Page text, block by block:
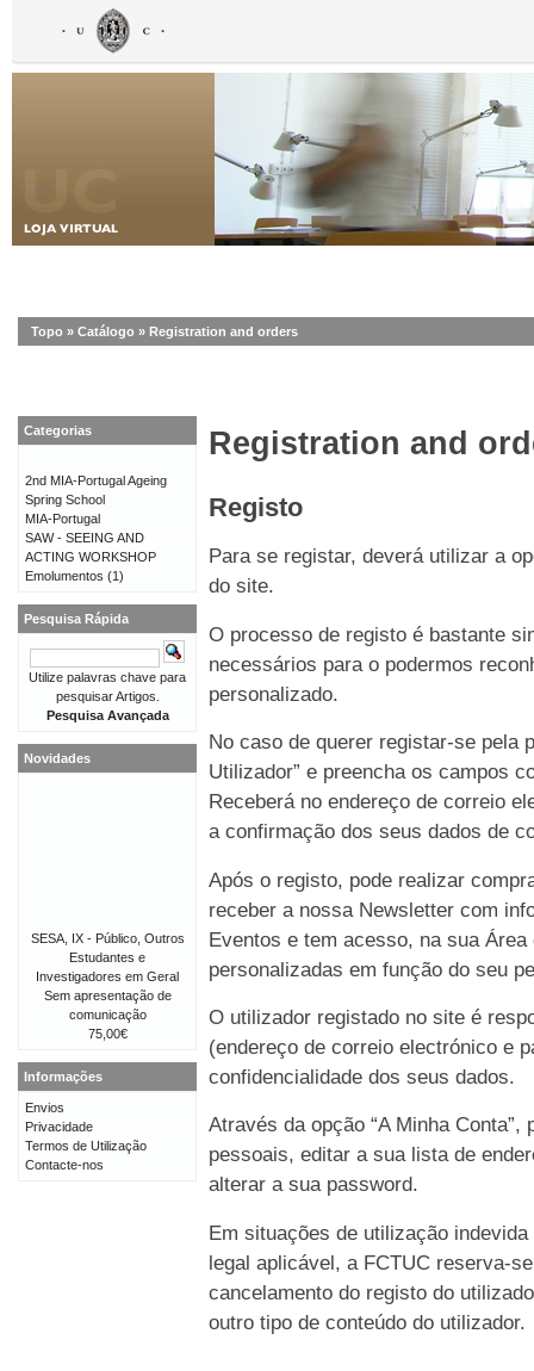
Topo » Catálogo » Registration and orders
Registration and
Registo
Para se registar, deverá utilizar a
do site.
O processo de registo é bastante
necessários para o podermos
personalizado.
No caso de querer registar-se pela
Utilizador” e preencha os campos
Receberá no endereço de correio
a confirmação dos seus dados de
Após o registo, pode realizar
receber a nossa Newsletter com
Eventos e tem acesso, na sua
personalizadas em função do seu
O utilizador registado no site é
(endereço de correio electrónico e
confidencialidade dos seus dados.
Através da opção “A Minha
pessoais, editar a sua lista de
alterar a sua password.
Em situações de utilização
legal aplicável, a FCTUC reserva-
cancelamento do registo do
outro tipo de conteúdo do utilizador.
Categorias
2nd MIA-Portugal Ageing
Spring School
MIA-Portugal
SAW - SEEING AND
ACTING WORKSHOP
Emolumentos (1)
Pesquisa Rápida
Utilize palavras chave para
pesquisar Artigos.
Pesquisa Avançada
Novidades
SESA, IX - Público, Outros
Estudantes e
Investigadores em Geral
Sem apresentação de
comunicação
75,00€
Informações
Envios
Privacidade
Termos de Utilização
Contacte-nos